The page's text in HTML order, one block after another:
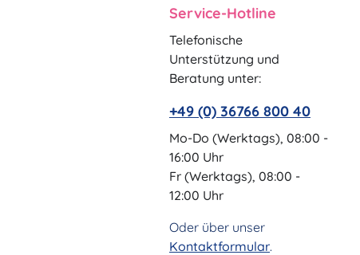
Service-Hotline
Telefonische
Unterstützung und
Beratung unter:
+49 (0) 36766 800 40
Mo-Do (Werktags), 08:00 -
16:00 Uhr
Fr (Werktags), 08:00 -
12:00 Uhr
Oder über unser
Kontaktformular.